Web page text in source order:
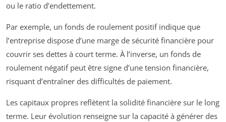
ou le ratio d’endettement.
Par exemple, un fonds de roulement positif indique que
l’entreprise dispose d’une marge de sécurité financière pour
couvrir ses dettes à court terme. À l’inverse, un fonds de
roulement négatif peut être signe d’une tension financière,
risquant d’entraîner des difficultés de paiement.
Les capitaux propres reflètent la solidité financière sur le long
terme. Leur évolution renseigne sur la capacité à générer des